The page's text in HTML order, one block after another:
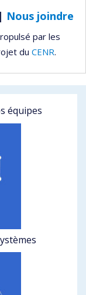
| Nous joindre
par les
du CENR.
équipes